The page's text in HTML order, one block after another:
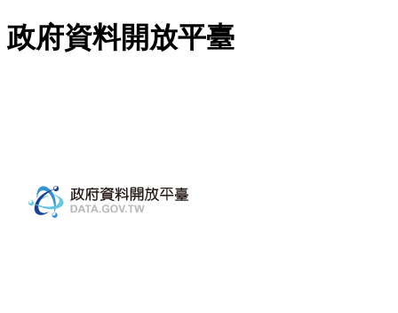
跳至主要內容
政府資料開放平臺